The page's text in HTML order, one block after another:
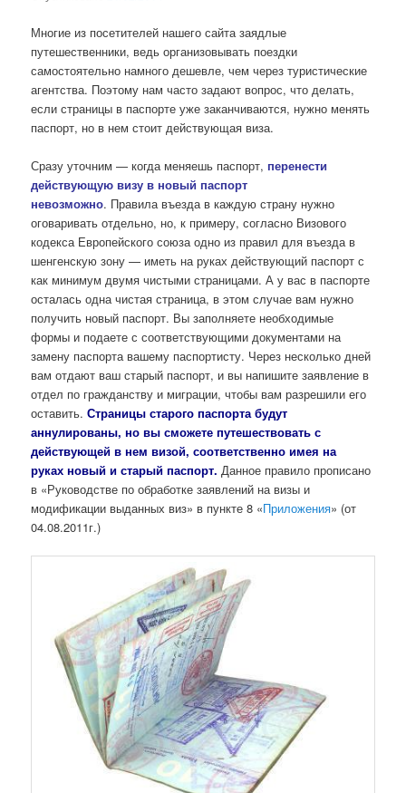
Многие из посетителей нашего сайта заядлые
путешественники, ведь организовывать поездки
самостоятельно намного дешевле, чем через туристические
агентства. Поэтому нам часто задают вопрос, что делать,
если страницы в паспорте уже заканчиваются, нужно менять
паспорт, но в нем стоит действующая виза.
Сразу уточним — когда меняешь паспорт, перенести
действующую визу в новый паспорт
невозможно. Правила въезда в каждую страну нужно
оговаривать отдельно, но, к примеру, согласно Визового
кодекса Европейского союза одно из правил для въезда в
шенгенскую зону — иметь на руках действующий паспорт с
как минимум двумя чистыми страницами. А у вас в паспорте
осталась одна чистая страница, в этом случае вам нужно
получить новый паспорт. Вы заполняете необходимые
формы и подаете с соответствующими документами на
замену паспорта вашему паспортисту. Через несколько дней
вам отдают ваш старый паспорт, и вы напишите заявление в
отдел по гражданству и миграции, чтобы вам разрешили его
оставить.Страницы старого паспорта будут
аннулированы, но вы сможете путешествовать с
действующей в нем визой, соответственно имея на
руках новый и старый паспорт. Данное правило прописано
в «Руководстве по обработке заявлений на визы и
модификации выданных виз» в пункте 8 «Приложения» (от
04.08.2011г.)